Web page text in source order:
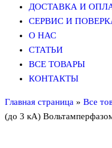
ДОСТАВКА И
СЕРВИС И
О НАС
СТАТЬИ
ВСЕ ТОВАРЫ
КОНТАКТЫ
Главная страница » Все
(до 3 кА)